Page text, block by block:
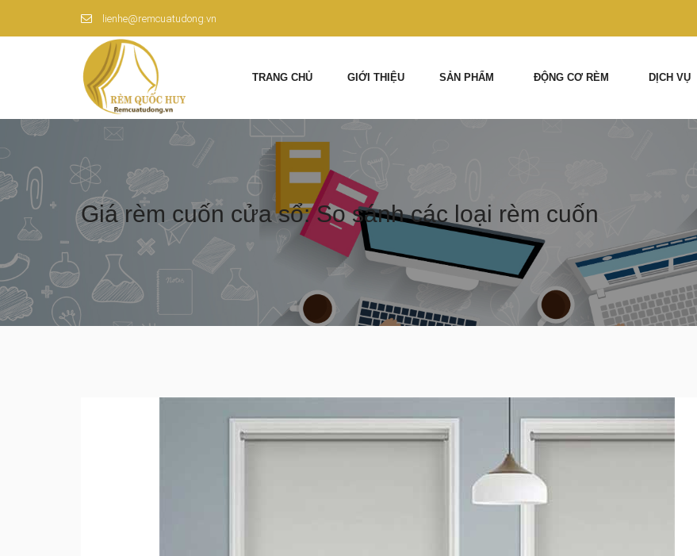
lienhe@remcuatudong.vn
TRANG CHỦ GIỚI THIỆU SẢN PHẨM ĐỘNG CƠ RÈM DỊCH VỤ
Giá rèm cuốn cửa sổ: So sánh các loại rèm cuốn